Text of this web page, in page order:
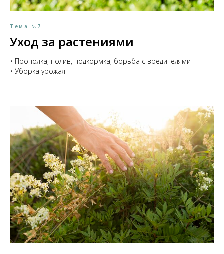
Тема №7
Уход за растениями
• Прополка, полив, подкормка, борьба с вредителями
• Уборка урожая